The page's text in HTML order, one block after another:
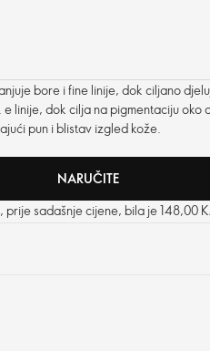
bore i fine linije, dok ciljano
linije, dok cilja na pigmentaciju oko
pun i blistav izgled kože.
NARUČITE
sadašnje cijene, bila je 148,00